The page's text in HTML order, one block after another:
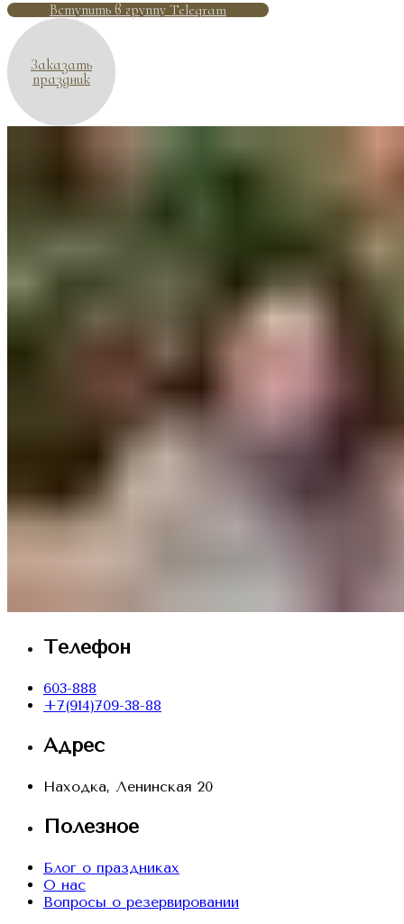
Вступить в группу Telegram
Заказать
праздник
Телефон
603-888
+7(914)709-38-88
Адрес
Находка, Ленинская 20
Полезное
Блог о праздниках
О нас
Вопросы о резервировании